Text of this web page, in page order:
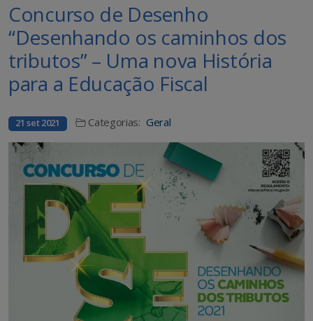
Concurso de Desenho
“Desenhando os caminhos dos
tributos” – Uma nova História
para a Educação Fiscal
21 set 2021 Categorias: Geral